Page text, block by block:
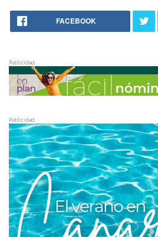
FACEBOOK
Publicidad
Publicidad